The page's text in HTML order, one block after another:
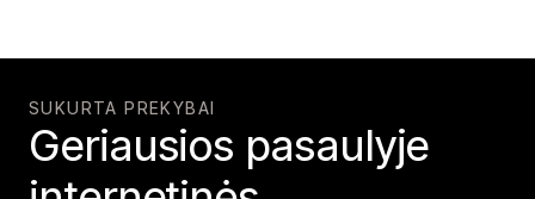
SUKURTA PREKYBAI
Geriausios pasaulyje